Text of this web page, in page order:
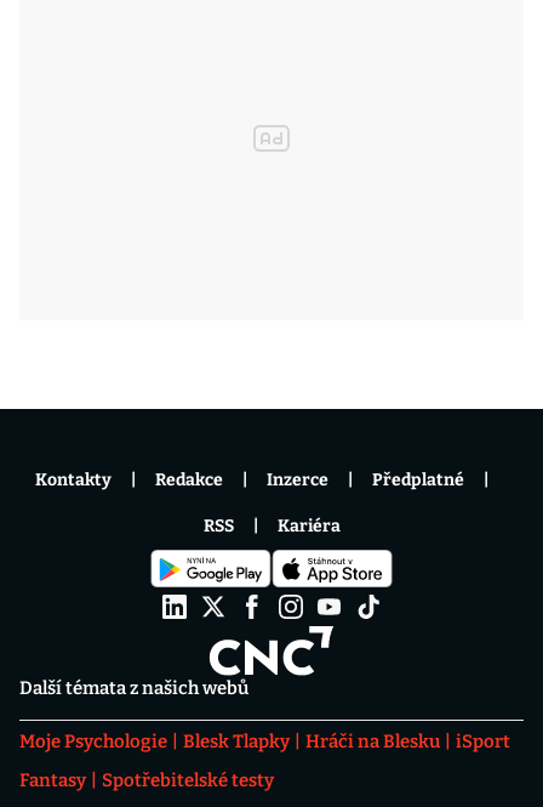
Další témata z našich webů
Moje Psychologie Blesk Tlapky Hráči na Blesku
iSport
Fantasy
Spotřebitelské testy
Kontakty Redakce Inzerce Předplatné
RSS Kariéra